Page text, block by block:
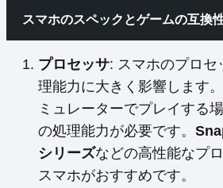
スマホのスペックとゲームの互換
プロセッサ: スマホのプロセ
理能力に大きく影響します
ミュレーターでプレイする
の処理能力が必要です。
シリーズなどの高性能なプ
スマホがおすすめです。